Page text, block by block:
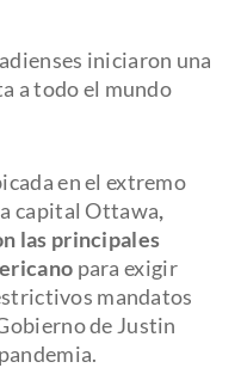
iniciaron una
a todo el mundo
en el extremo
capital Ottawa,
las principales
para exigir
mandatos
de Justin